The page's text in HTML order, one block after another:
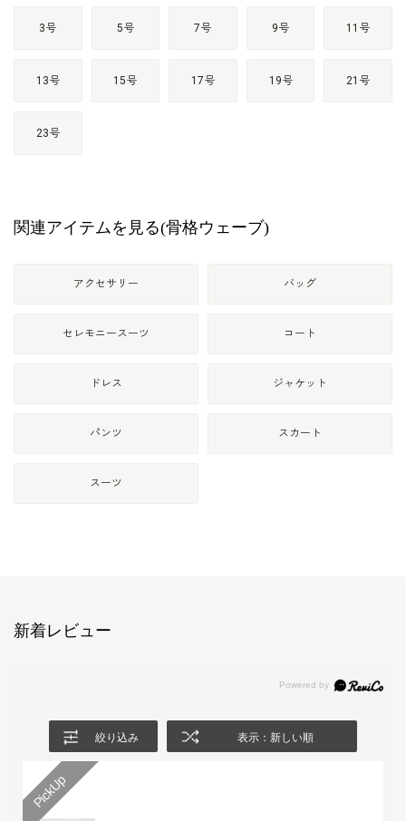
3号 5号 7号 9号 11号
13号 15号 17号 19号 21号
23号
関連アイテムを見る(骨格ウェーブ)
アクセサリー バッグ
セレモニースーツ コート
ドレス ジャケット
パンツ スカート
スーツ
新着レビュー
絞り込み 表示：新しい順